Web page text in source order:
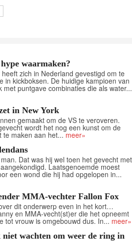
waarmaken?
zich in Nederland gevestigd om te
in kickboksen. De huidige kampioen van
met puntgave combinaties die als water...
in New York
gemaakt om de VS te veroveren.
wordt het nog een kunst om de
te maken aan het...meer»
Dat was hij wel toen het gevecht met
Laatsgenoemde moest
een wond die hij had opgelopen in...
MMA-vechter Fallon Fox
dit onderwerp even in het kort…
en MMA-vecht(st)er die het opneemt
tot vrouw is omgebouwd dus. In... meer»
niet wachten om weer de ring in